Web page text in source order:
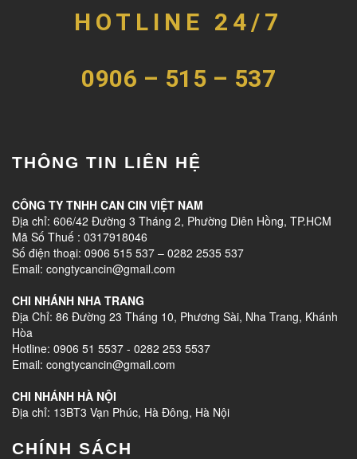
HOTLINE 24/7
0906 – 515 – 537
THÔNG TIN LIÊN HỆ
CÔNG TY TNHH CAN CIN VIỆT NAM
Địa chỉ: 606/42 Đường 3 Tháng 2, Phường Diên Hồng, TP.HCM
Mã Số Thuế : 0317918046
Số điện thoại: 0906 515 537 – 0282 2535 537
Email: congtycancin@gmail.com
CHI NHÁNH NHA TRANG
Địa Chỉ: 86 Đường 23 Tháng 10, Phương Sài, Nha Trang, Khánh
Hòa
Hotline: 0906 51 5537 - 0282 253 5537
Email: congtycancin@gmail.com
CHI NHÁNH HÀ NỘI
Địa chỉ: 13BT3 Vạn Phúc, Hà Đông, Hà Nội
CHÍNH SÁCH